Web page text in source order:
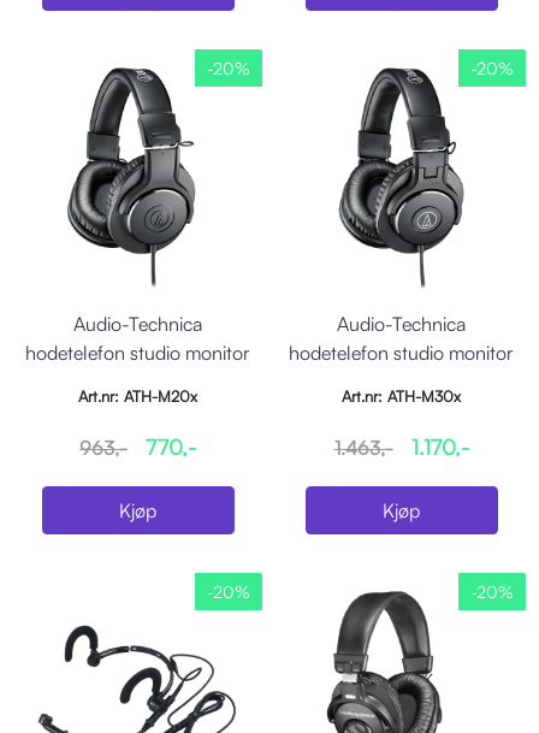
-20%
Audio-Technica
hodetelefon studio monitor
Art.nr: ATH-M20x
963,- 770,-
Kjøp
-20%
Audio-Technica
hodetelefon studio monitor
Art.nr: ATH-M30x
1.463,- 1.170,-
Kjøp
-20% -20%